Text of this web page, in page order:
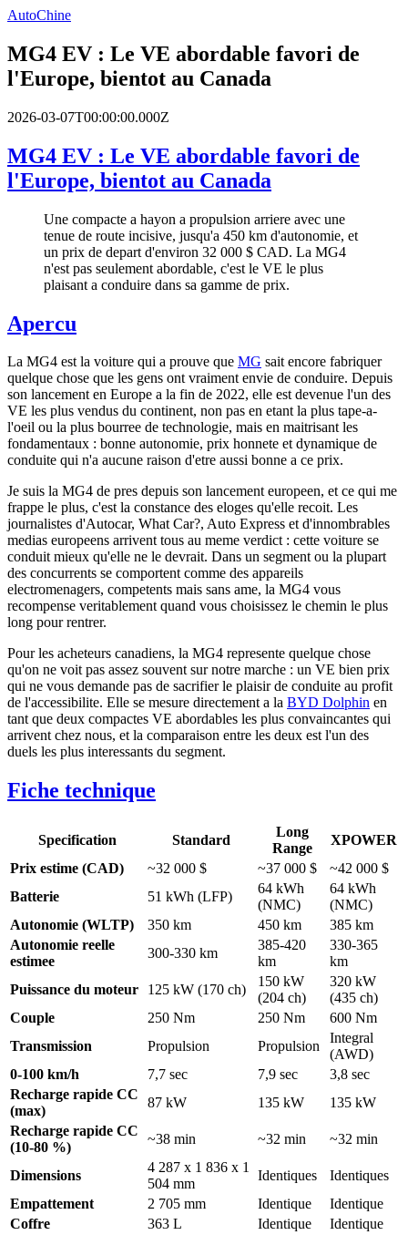
AutoChine
MG4 EV : Le VE abordable favori de
l'Europe, bientot au Canada
2026-03-07T00:00:00.000Z
MG4 EV : Le VE abordable favori de
l'Europe, bientot au Canada
Une compacte a hayon a propulsion arriere avec une
tenue de route incisive, jusqu'a 450 km d'autonomie, et
un prix de depart d'environ 32 000 $ CAD. La MG4
n'est pas seulement abordable, c'est le VE le plus
plaisant a conduire dans sa gamme de prix.
Apercu
La MG4 est la voiture qui a prouve que MG sait encore fabriquer
quelque chose que les gens ont vraiment envie de conduire. Depuis
son lancement en Europe a la fin de 2022, elle est devenue l'un des
VE les plus vendus du continent, non pas en etant la plus tape-a-
l'oeil ou la plus bourree de technologie, mais en maitrisant les
fondamentaux : bonne autonomie, prix honnete et dynamique de
conduite qui n'a aucune raison d'etre aussi bonne a ce prix.
Je suis la MG4 de pres depuis son lancement europeen, et ce qui me
frappe le plus, c'est la constance des eloges qu'elle recoit. Les
journalistes d'Autocar, What Car?, Auto Express et d'innombrables
medias europeens arrivent tous au meme verdict : cette voiture se
conduit mieux qu'elle ne le devrait. Dans un segment ou la plupart
des concurrents se comportent comme des appareils
electromenagers, competents mais sans ame, la MG4 vous
recompense veritablement quand vous choisissez le chemin le plus
long pour rentrer.
Pour les acheteurs canadiens, la MG4 represente quelque chose
qu'on ne voit pas assez souvent sur notre marche : un VE bien prix
qui ne vous demande pas de sacrifier le plaisir de conduite au profit
de l'accessibilite. Elle se mesure directement a la BYD Dolphin en
tant que deux compactes VE abordables les plus convaincantes qui
arrivent chez nous, et la comparaison entre les deux est l'un des
duels les plus interessants du segment.
Fiche technique
Specification Standard
Long
Range
XPOWER
Prix estime (CAD)
~32 000 $ ~37 000 $
~42 000 $
Batterie
51 kWh (LFP)
64 kWh
(NMC)
64 kWh
(NMC)
Autonomie (WLTP)
350 km 450 km
385 km
Autonomie reelle
estimee
300-330 km
385-420
km
330-365
km
Puissance du moteur
125 kW (170 ch)
150 kW
(204 ch)
320 kW
(435 ch)
Couple
250 Nm 250 Nm
600 Nm
Transmission
Propulsion Propulsion
Integral
(AWD)
0-100 km/h
7,7 sec 7,9 sec
3,8 sec
Recharge rapide CC
(max)
87 kW 135 kW
135 kW
Recharge rapide CC
(10-80 %)
~38 min ~32 min ~32 min
Dimensions
4 287 x 1 836 x 1
504 mm
Identiques
Identiques
Empattement
2 705 mm Identique
Identique
Coffre
363 L Identique
Identique